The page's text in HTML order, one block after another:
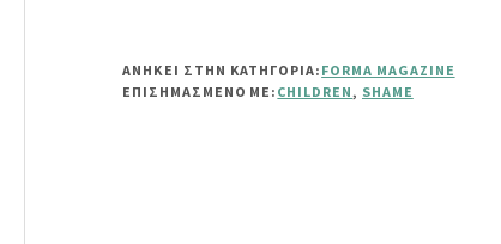
ΑΝΗΚΕΙ ΣΤΗΝ ΚΑΤΗΓΟΡΙΑ: FORMA MAGAZINE
ΕΠΙΣΗΜΑΣΜΈΝΟ ΜΕ: CHILDREN , SHAME